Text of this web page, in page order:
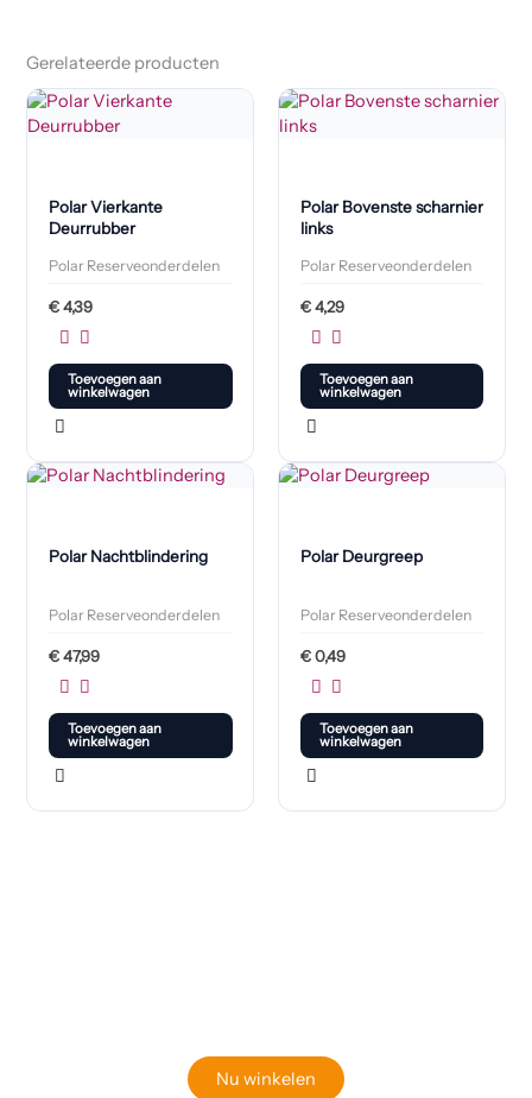
Gerelateerde producten
Polar Vierkante
Deurrubber
Polar Reserveonderdelen
€4,39
Toevoegen aan
winkelwagen
Polar Bovenste scharnier
links
Polar Reserveonderdelen
€4,29
Toevoegen aan
winkelwagen
Polar Nachtblindering
Polar Reserveonderdelen
€47,99
Toevoegen aan
winkelwagen
Polar Deurgreep
Polar Reserveonderdelen
€0,49
Toevoegen aan
winkelwagen
Nu winkelen